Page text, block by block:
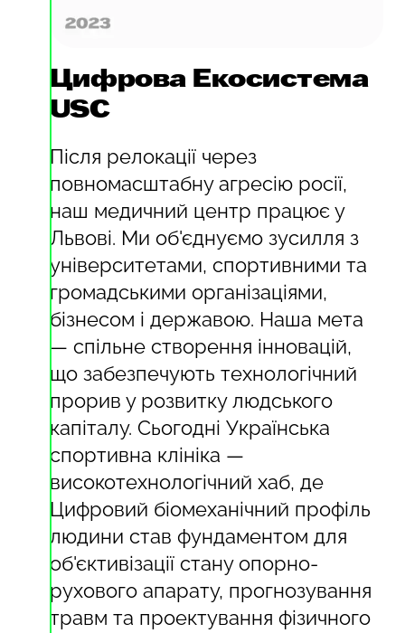
Цифрова Екосистема
USC
Після релокації через
повномасштабну агресію росії,
наш медичний центр працює у
Львові. Ми об'єднуємо зусилля з
університетами, спортивними та
громадськими організаціями,
бізнесом і державою. Наша мета
— спільне створення інновацій,
що забезпечують технологічний
прорив у розвитку людського
капіталу. Сьогодні Українська
спортивна клініка —
високотехнологічний хаб, де
Цифровий біомеханічний профіль
людини став фундаментом для
об'єктивізації стану опорно-
рухового апарату, прогнозування
травм та проектування фізичного